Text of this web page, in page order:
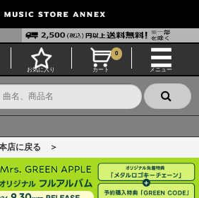
お気に入り カート
0
メニュー
店に戻る ＞